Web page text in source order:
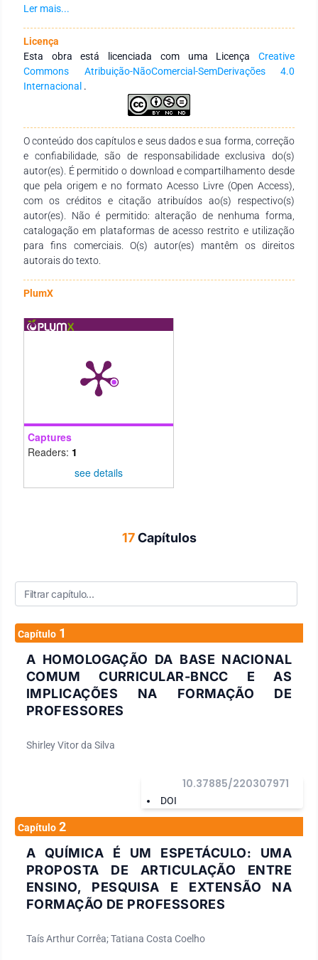
conhecimento e de diferentes Instituições de Educação
internacional. Tem como objetivo divulgar pesquisas que
foram ou estão sendo desenvolvidas no âmbito da formação
de professores, com foco na Educação em Ciências e/ou
Educação Matemática, considerando-se as diversas
perspectivas e tendências teóricas que fundamentam as
temáticas envolvidas e disponibilizar para a comunidade
científica, contribuições recentes e relevantes na área da
Educação em Ciências e/ou Educação Matemática, que
tenham como objeto de estudo a Formação de Professores.
Para tanto, visam-se as publicações de textos que
contemplem a Formação de professores, a partir de uma ou
mais abordagens, nas seguintes áreas de investigação:
Educação em Ciências e/ou Educação Matemática.
Agradecemos aos autores pelo empenho, disponibilidade e
dedicação para o desenvolvimento e conclusão dessa obra.
Esperamos também que esta obra sirva de instrumento
didático-pedagógico para estudantes, professores dos
diversos níveis de ensino em seus trabalhos e demais
Ler mais...
Licença
Esta obra está licenciada com uma Licença Creative
Commons Atribuição-NãoComercial-SemDerivações 4.0
Internacional .
O conteúdo dos capítulos e seus dados e sua forma, correção
e confiabilidade, são de responsabilidade exclusiva do(s)
autor(es). É permitido o download e compartilhamento desde
que pela origem e no formato Acesso Livre (Open Access),
com os créditos e citação atribuídos ao(s) respectivo(s)
autor(es). Não é permitido: alteração de nenhuma forma,
catalogação em plataformas de acesso restrito e utilização
para fins comerciais. O(s) autor(es) mantêm os direitos
autorais do texto.
PlumX
Captures
Readers: 1
see details
17Capítulos
Capítulo 1
A HOMOLOGAÇÃO DA BASE NACIONAL
COMUM CURRICULAR-BNCC E AS
IMPLICAÇÕES NA FORMAÇÃO DE
PROFESSORES
Shirley Vitor da Silva
DOI
10.37885/220307971
Capítulo 2
A QUÍMICA É UM ESPETÁCULO: UMA
PROPOSTA DE ARTICULAÇÃO ENTRE
ENSINO, PESQUISA E EXTENSÃO NA
FORMAÇÃO DE PROFESSORES
Taís Arthur Corrêa; Tatiana Costa Coelho